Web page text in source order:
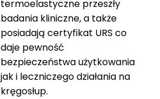
229 zł
2
279 zł
termoelastyczne przeszły
badania kliniczne, a także
posiadają certyfikat URS co
daje pewność
bezpieczeństwa użytkowania
jak i leczniczego działania na
kręgosłup.